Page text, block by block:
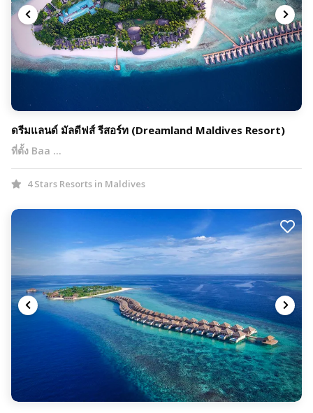
ดรีมแลนด์ มัลดีฟส์ รีสอร์ท (Dreamland Maldives Resort)
ที่ตั้ง Baa …
4 Stars Resorts in Maldives